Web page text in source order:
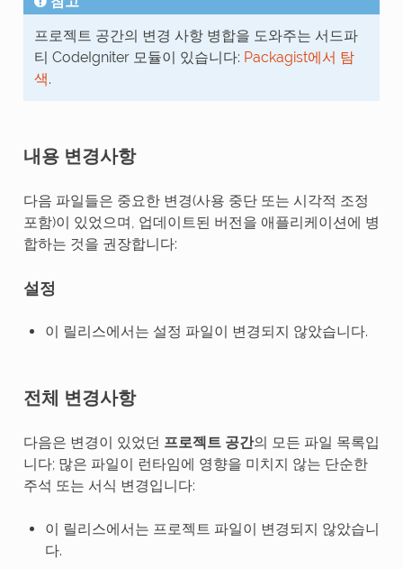
프로젝트 공간의 변경 사항 병합을 도와주는 서드파
티 CodeIgniter 모듈이 있습니다: Packagist에서 탐
색.
내용 변경사항
다음 파일들은 중요한 변경(사용 중단 또는 시각적 조정
포함)이 있었으며, 업데이트된 버전을 애플리케이션에 병
합하는 것을 권장합니다:
설정
이 릴리스에서는 설정 파일이 변경되지 않았습니다.
전체 변경사항
다음은 변경이 있었던 프로젝트 공간의 모든 파일 목록입
니다; 많은 파일이 런타임에 영향을 미치지 않는 단순한
주석 또는 서식 변경입니다:
이 릴리스에서는 프로젝트 파일이 변경되지 않았습니
다.